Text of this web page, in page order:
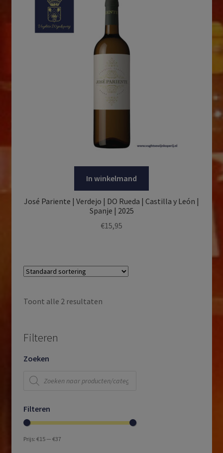
In winkelmand
José Pariente | Verdejo | DO Rueda | Castilla y León |
Spanje | 2025
€15,95
Toont alle 2 resultaten
Filteren
Zoeken
Producten
zoeken
Filteren
Prijs: €15— €37